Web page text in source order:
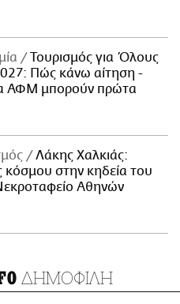
Τουρισμός για Όλους
Πώς κάνω αίτηση -
ΑΦΜ μπορούν πρώτα
Λάκης Χαλκιάς:
κόσμου στην κηδεία του
Αθηνών
ΔΗΜΟΦΙΛΗ